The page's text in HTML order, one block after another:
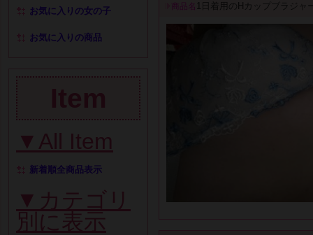
お気に入りの女の子
お気に入りの商品
Item
▼All Item
新着順全商品表示
▼カテゴリ
別に表示
商品名 1日着用のHカップブラジャ